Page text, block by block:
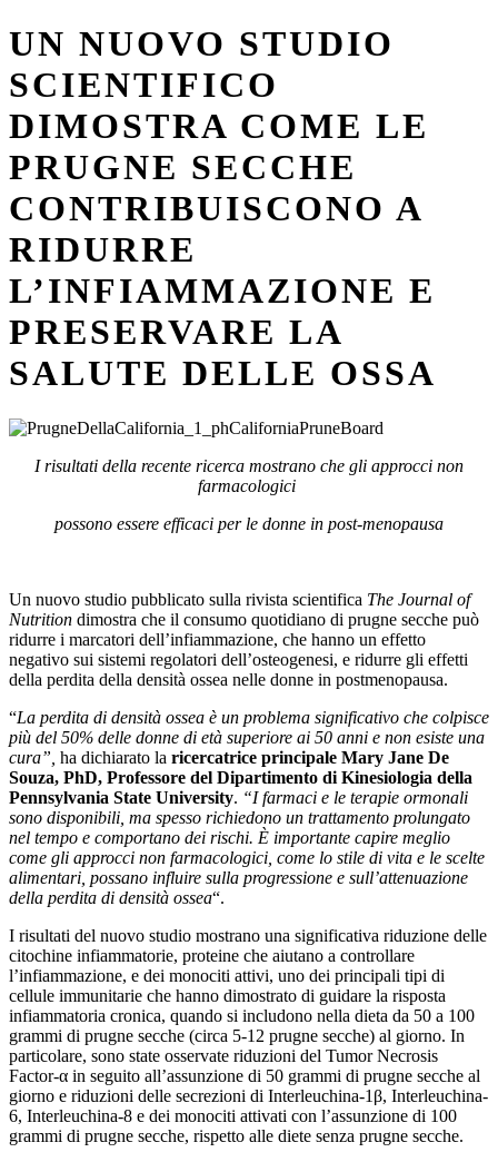
UN NUOVO STUDIO
SCIENTIFICO
DIMOSTRA COME LE
PRUGNE SECCHE
CONTRIBUISCONO A
RIDURRE
L’INFIAMMAZIONE E
PRESERVARE LA
SALUTE DELLE OSSA
I risultati della recente ricerca mostrano che gli approcci non
farmacologici
possono essere efficaci per le donne in post-menopausa
Un nuovo studio pubblicato sulla rivista scientifica The Journal of
Nutrition dimostra che il consumo quotidiano di prugne secche può
ridurre i marcatori dell’infiammazione, che hanno un effetto
negativo sui sistemi regolatori dell’osteogenesi, e ridurre gli effetti
della perdita della densità ossea nelle donne in postmenopausa.
“La perdita di densità ossea è un problema significativo che colpisce
più del 50% delle donne di età superiore ai 50 anni e non esiste una
cura”, ha dichiarato la ricercatrice principale Mary Jane De
Souza, PhD, Professore del Dipartimento di Kinesiologia della
Pennsylvania State University. “I farmaci e le terapie ormonali
sono disponibili, ma spesso richiedono un trattamento prolungato
nel tempo e comportano dei rischi. È importante capire meglio
come gli approcci non farmacologici, come lo stile di vita e le scelte
alimentari, possano influire sulla progressione e sull’attenuazione
della perdita di densità ossea“.
I risultati del nuovo studio mostrano una significativa riduzione delle
citochine infiammatorie, proteine che aiutano a controllare
l’infiammazione, e dei monociti attivi, uno dei principali tipi di
cellule immunitarie che hanno dimostrato di guidare la risposta
infiammatoria cronica, quando si includono nella dieta da 50 a 100
grammi di prugne secche (circa 5-12 prugne secche) al giorno. In
particolare, sono state osservate riduzioni del Tumor Necrosis
Factor-α in seguito all’assunzione di 50 grammi di prugne secche al
giorno e riduzioni delle secrezioni di Interleuchina-1β, Interleuchina-
6, Interleuchina-8 e dei monociti attivati con l’assunzione di 100
grammi di prugne secche, rispetto alle diete senza prugne secche.